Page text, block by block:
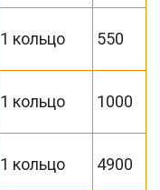
1 кольцо 550
1 кольцо 1000
1 кольцо 4900